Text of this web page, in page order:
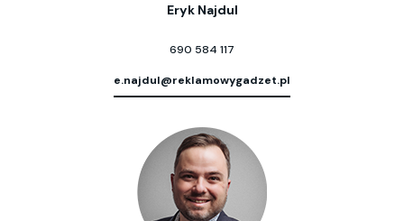
Eryk Najdul
690 584 117
e.najdul@reklamowygadzet.pl